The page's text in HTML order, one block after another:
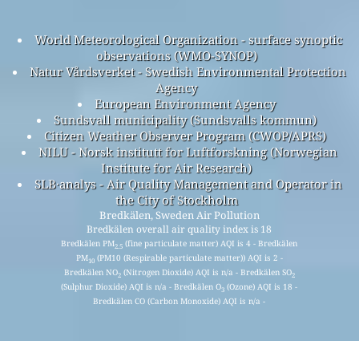
World Meteorological Organization - surface synoptic
observations (WMO-SYNOP)
Natur Vårdsverket - Swedish Environmental Protection
Agency
European Environment Agency
Sundsvall municipality (Sundsvalls kommun)
Citizen Weather Observer Program (CWOP/APRS)
NILU - Norsk institutt for Luftforskning (Norwegian
Institute for Air Research)
SLB·analys - Air Quality Management and Operator in
the City of Stockholm
Bredkälen, Sweden Air Pollution
Bredkälen overall air quality index is 18
Bredkälen PM2.5 (fine particulate matter) AQI is 4 - Bredkälen
PM10(PM10 (Respirable particulate matter)) AQI is 2 -
Bredkälen NO2(Nitrogen Dioxide) AQI is n/a - Bredkälen SO2
(Sulphur Dioxide) AQI is n/a - Bredkälen O3 (Ozone) AQI is 18 -
Bredkälen CO (Carbon Monoxide) AQI is n/a -